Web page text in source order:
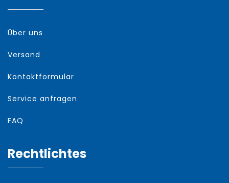
Über uns
Versand
Kontaktformular
Service anfragen
FAQ
Rechtlichtes